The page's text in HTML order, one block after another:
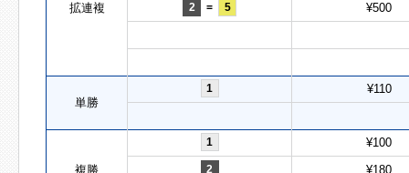
拡連複 2 = 5 ¥500
単勝
1 ¥110
複勝
1 ¥100
2 ¥180